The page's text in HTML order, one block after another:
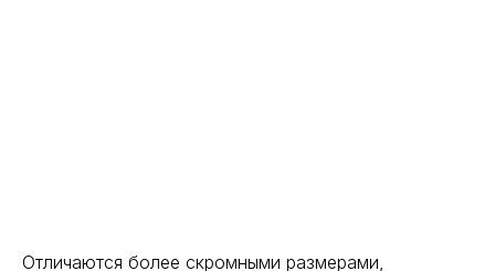
Отличаются более скромными размерами,